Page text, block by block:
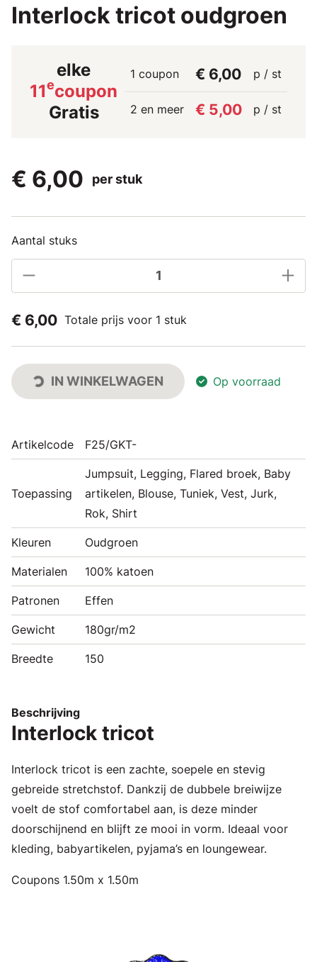
Interlock tricot oudgroen
elke
11ecoupon
Gratis
1 coupon € 6,00 p / st
2 en meer € 5,00 p / st
€ 6,00 per stuk
Aantal stuks
€ 6,00 Totale prijs voor 1 stuk
IN WINKELWAGEN Op voorraad
Artikelcode F25/GKT-
Toepassing
Jumpsuit, Legging, Flared broek, Baby
artikelen, Blouse, Tuniek, Vest, Jurk,
Rok, Shirt
Kleuren Oudgroen
Materialen 100% katoen
Patronen Effen
Gewicht 180gr/m2
Breedte 150
Beschrijving
Interlock tricot
Interlock tricot is een zachte, soepele en stevig
gebreide stretchstof. Dankzij de dubbele breiwijze
voelt de stof comfortabel aan, is deze minder
doorschijnend en blijft ze mooi in vorm. Ideaal voor
kleding, babyartikelen, pyjama’s en loungewear.
Coupons 1.50m x 1.50m